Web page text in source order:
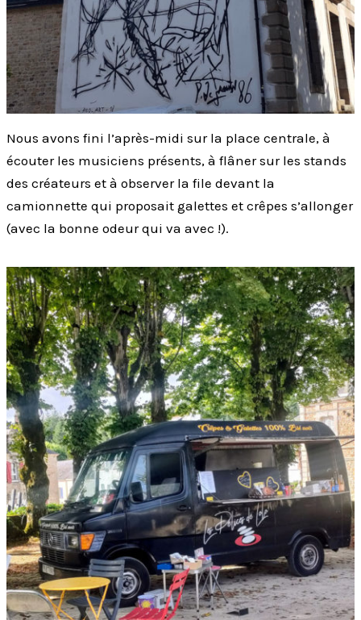
Nous avons fini l’après-midi sur la place centrale, à
écouter les musiciens présents, à flâner sur les stands
des créateurs et à observer la file devant la
camionnette qui proposait galettes et crêpes s’allonger
(avec la bonne odeur qui va avec !).